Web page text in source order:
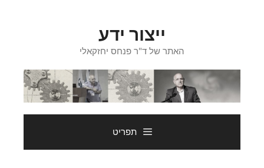
ייצור ידע
האתר של ד"ר פנחס יחזקאלי
תפריט